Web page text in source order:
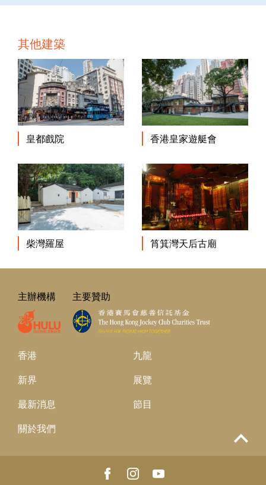
其他建築
皇都戲院 香港皇家遊艇會
柴灣羅屋 筲箕灣天后古廟
主辦機構 主要贊助
香港 九龍
新界 展覽
最新消息 節目
關於我們